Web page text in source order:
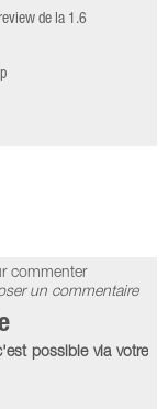
de la 1.6
commenter
un commentaire
possible via votre